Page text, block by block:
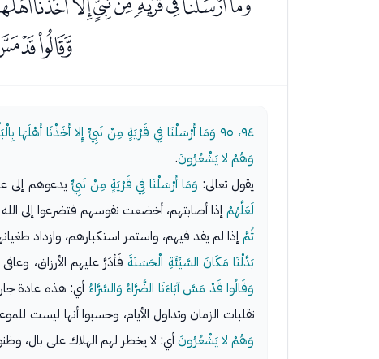
٩٤، ٩٥
وَمَا أَرْسَلْنَا فِي قَرْيَةٍ مِنْ نَبِيٍّ إِلا أَخَذْنَا أَهْلَهَا
وَهُمْ لا يَشْعُرُونَ.
يقول تعالى: وَمَا أَرْسَلْنَا فِي قَرْيَةٍ مِنْ نَبِيٍّيدعوهم إلى
لَعَلَّهُمْ إذا أصابتهم، أخضعت نفوسهم فتضرعوا إلى
ثُمَّ إذا لم يفد فيهم، واستمر استكبارهم، وازداد
بَدَّلْنَا مَكَانَ السَّيِّئَةِ الْحَسَنَةَ فَأدَرَّ عليهم الأرزاق،
وَقَالُوا قَدْ مَسَّ آبَاءَنَا الضَّرَّاءُ وَالسَّرَّاءُ
تقلبات الزمان وتداول الأيام، وحسبوا أنها ليست
وَهُمْ لا يَشْعُرُونَأي: لا يخطر لهم الهلاك على بال،